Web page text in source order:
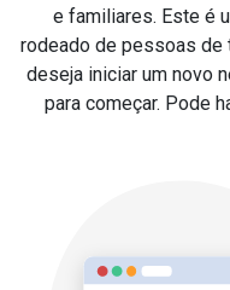
e familiares. Este é
rodeado de pessoas de
deseja iniciar um novo
para começar. Pode